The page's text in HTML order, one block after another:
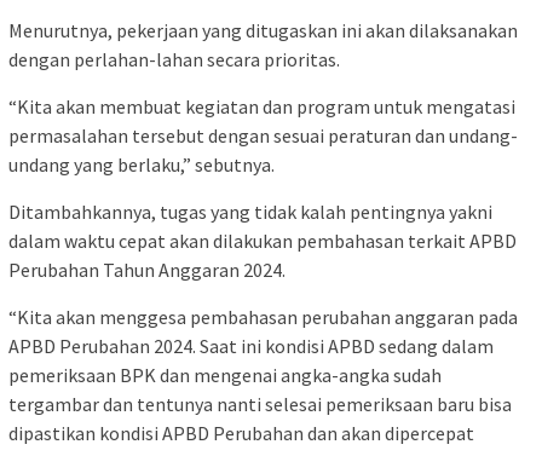
Menurutnya, pekerjaan yang ditugaskan ini akan dilaksanakan
dengan perlahan-lahan secara prioritas.
“Kita akan membuat kegiatan dan program untuk mengatasi
permasalahan tersebut dengan sesuai peraturan dan undang-
undang yang berlaku,” sebutnya.
Ditambahkannya, tugas yang tidak kalah pentingnya yakni
dalam waktu cepat akan dilakukan pembahasan terkait APBD
Perubahan Tahun Anggaran 2024.
“Kita akan menggesa pembahasan perubahan anggaran pada
APBD Perubahan 2024. Saat ini kondisi APBD sedang dalam
pemeriksaan BPK dan mengenai angka-angka sudah
tergambar dan tentunya nanti selesai pemeriksaan baru bisa
dipastikan kondisi APBD Perubahan dan akan dipercepat